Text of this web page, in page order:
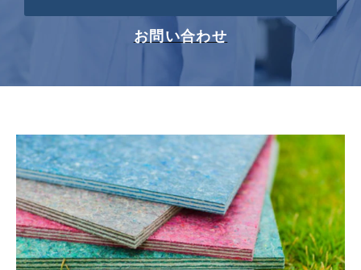
会社情報
お問い合わせ